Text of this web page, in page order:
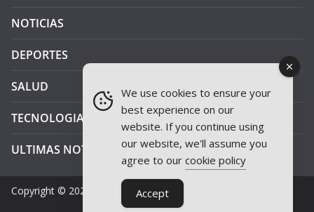
NOTICIAS
DEPORTES
SALUD
TECNOLOGIA
ULTIMAS NOTICIAS
Copyright © 2026 JAEN PLUS RADIO
We use cookies to ensure your
best experience on our
website. If you continue using
our website, we'll assume you
agree to our cookie policy
Accept